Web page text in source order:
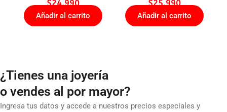
$24.990
Añadir al carrito
$25.990
Añadir al carrito
¿Tienes una joyería
o vendes al por mayor?
Ingresa tus datos y accede a nuestros precios especiales y